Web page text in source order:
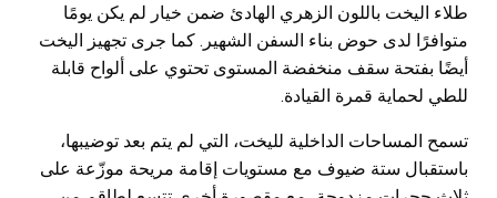
طلاء اليخت باللون الزهري الهادئ ضمن خيار لم يكن يومًا
متوافرًا لدى حوض بناء السفن الشهير. كما جرى تجهيز اليخت
أيضًا بفتحة سقف منخفضة المستوى تحتوي على ألواح قابلة
للطي لحماية قمرة القيادة.
تسمح المساحات الداخلية لليخت، التي لم يتم بعد توضيبها،
باستقبال ستة ضيوف مع مستويات إقامة مريحة موزّعة على